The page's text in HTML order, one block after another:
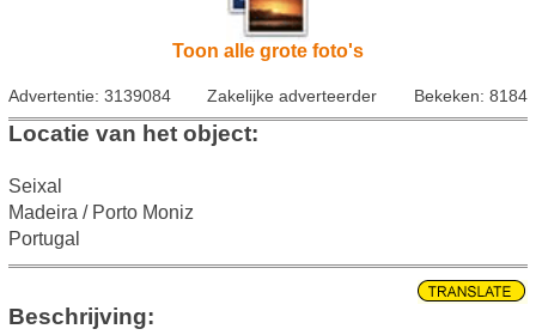
Toon alle grote foto's
Advertentie: 3139084 Zakelijke adverteerder Bekeken: 8184
Locatie van het object:
Seixal
Madeira / Porto Moniz
Portugal
Beschrijving: